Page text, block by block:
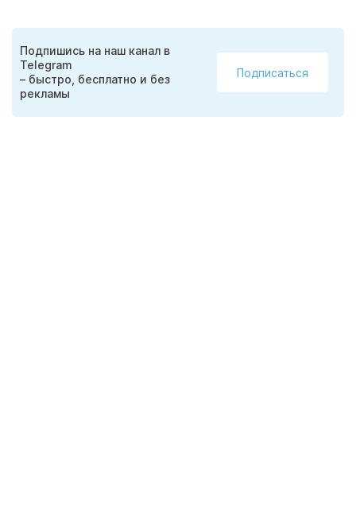
Подпишись на наш канал в
Telegram
– быстро, бесплатно и без
рекламы
Подписаться